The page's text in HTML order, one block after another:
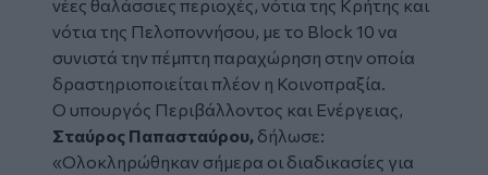
νέες θαλάσσιες περιοχές, νότια της Κρήτης και
νότια της Πελοποννήσου, με το Block 10 να
συνιστά την πέμπτη παραχώρηση στην οποία
δραστηριοποιείται πλέον η Κοινοπραξία.
Ο υπουργός Περιβάλλοντος και Ενέργειας,
Σταύρος Παπασταύρου, δήλωσε:
«Ολοκληρώθηκαν σήμερα οι διαδικασίες για